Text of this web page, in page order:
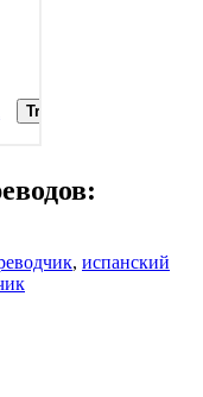
, испанский